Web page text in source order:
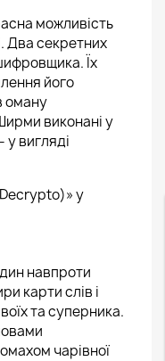
можливість
Два секретних
Їх
його
оману
виконані у
у вигляді
у
навпроти
карти слів і
та суперника.
чарівної